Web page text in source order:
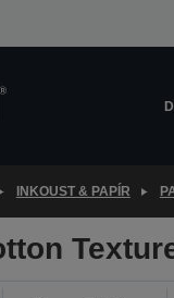
INKOUST & PAPÍR